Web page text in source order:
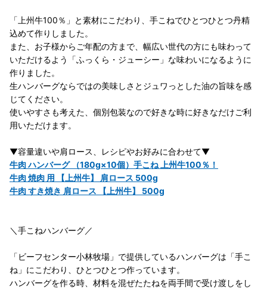
「上州牛100％」と素材にこだわり、手こねでひとつひとつ丹精
込めて作りしました。
また、お子様からご年配の方まで、幅広い世代の方にも味わって
いただけるよう「ふっくら・ジューシー」な味わいになるように
作りました。
生ハンバーグならではの美味しさとジュワっとした油の旨味を感
じてください。
使いやすさも考えた、個別包装なので好きな時に好きなだけご利
用いただけます。
▼容量違いや肩ロース、レシピやお好みに合わせて▼
牛肉 ハンバーグ （180g×10個）手こね 上州牛100％！
牛肉 焼肉 用 【上州牛】 肩ロース 500g
牛肉 すき焼き 肩ロース 【上州牛】 500g
＼手こねハンバーグ／
「ビーフセンター小林牧場」で提供しているハンバーグは「手こ
ね」にこだわり、ひとつひとつ作っています。
ハンバーグを作る時、材料を混ぜたたねを両手間で受け渡しをし